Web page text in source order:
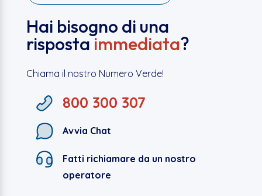
Hai bisogno di una
rispostaimmediata?
Chiama il nostro Numero Verde!
800 300 307
Avvia Chat
Fatti richiamare da un nostro
operatore